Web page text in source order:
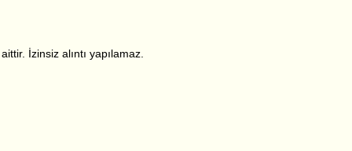
İzinsiz alıntı yapılamaz.